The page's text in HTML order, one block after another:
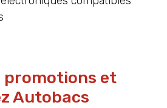
promotions et
Autobacs